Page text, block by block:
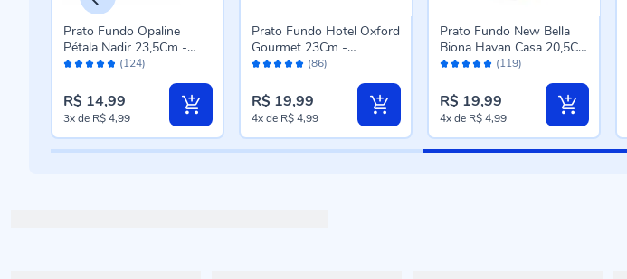
Avaliação: (124)
Prato Fundo Opaline
Pétala Nadir 23,5Cm -
Branco
R$ 14,99
3xde R$ 4,99
Avaliação: (86)
Prato Fundo Hotel Oxford
Gourmet 23Cm -
Porcelana
R$ 19,99
4xde R$ 4,99
Avaliação: (119)
Prato Fundo New Bella
Biona Havan Casa 20,5Cm
- Cerâmica
R$ 19,99
4xde R$ 4,99